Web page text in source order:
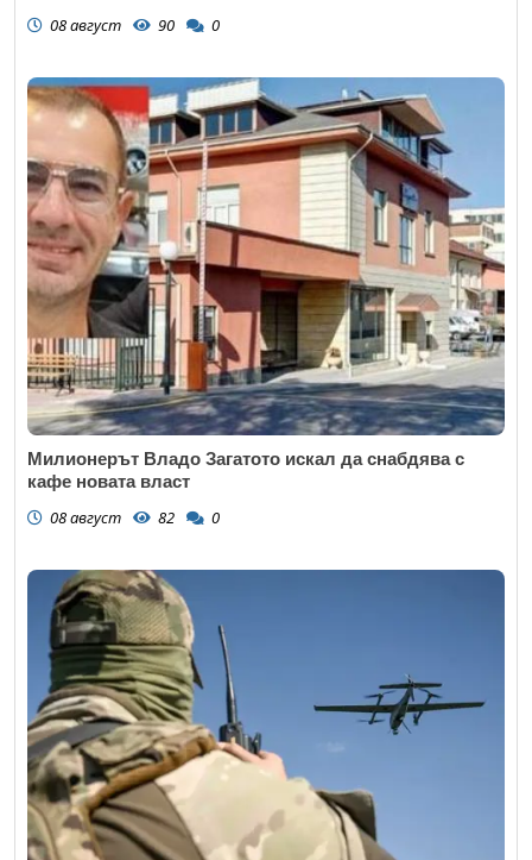
08 август 90 0
Милионерът Владо Загатото искал да снабдява с
кафе новата власт
08 август 82 0